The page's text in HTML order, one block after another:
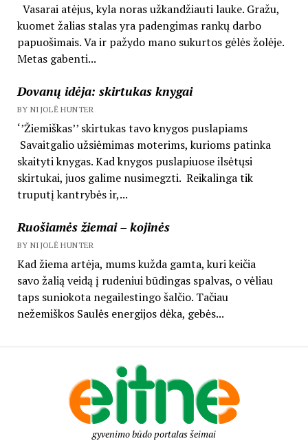
Vasarai atėjus, kyla noras užkandžiauti lauke. Gražu,
kuomet žalias stalas yra padengimas rankų darbo
papuošimais. Va ir pažydo mano sukurtos gėlės žolėje.
Metas gabenti...
Dovanų idėja: skirtukas knygai
BY NIJOLĖ HUNTER
‘’Žiemiškas’’ skirtukas tavo knygos puslapiams
Savaitgalio užsiėmimas moterims, kurioms patinka
skaityti knygas. Kad knygos puslapiuose ilsėtųsi
skirtukai, juos galime nusimegzti. Reikalinga tik
truputį kantrybės ir,...
Ruošiamės žiemai – kojinės
BY NIJOLĖ HUNTER
Kad žiema artėja, mums kužda gamta, kuri keičia
savo žalią veidą į rudeniui būdingas spalvas, o vėliau
taps suniokota negailestingo šalčio. Tačiau
nežemiškos Saulės energijos dėka, gebės...
gyvenimo būdo portalas šeimai